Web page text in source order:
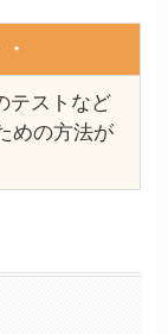
テストなど
めの方法が